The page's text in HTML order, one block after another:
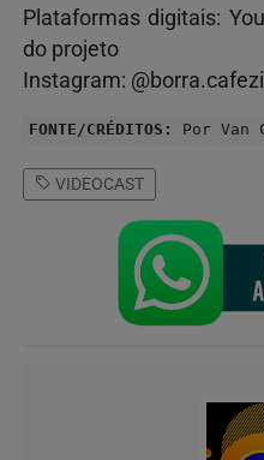
Plataformas digitais:
do projeto
Instagram:
FONTE/CRÉDITOS: Por Van
VIDEOCAST